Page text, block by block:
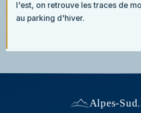
l'est, on retrouve les traces de montée qui ramènent
au parking d'hiver.
Alpes-Sud.